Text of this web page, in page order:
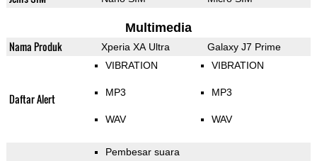
Multimedia
Nama Produk Xperia XA Ultra Galaxy J7 Prime
Daftar Alert
VIBRATION
MP3
WAV
VIBRATION
MP3
WAV
Pembesar suara